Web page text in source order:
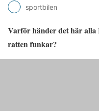
sportbilen
Varför händer det här alla
ratten funkar?